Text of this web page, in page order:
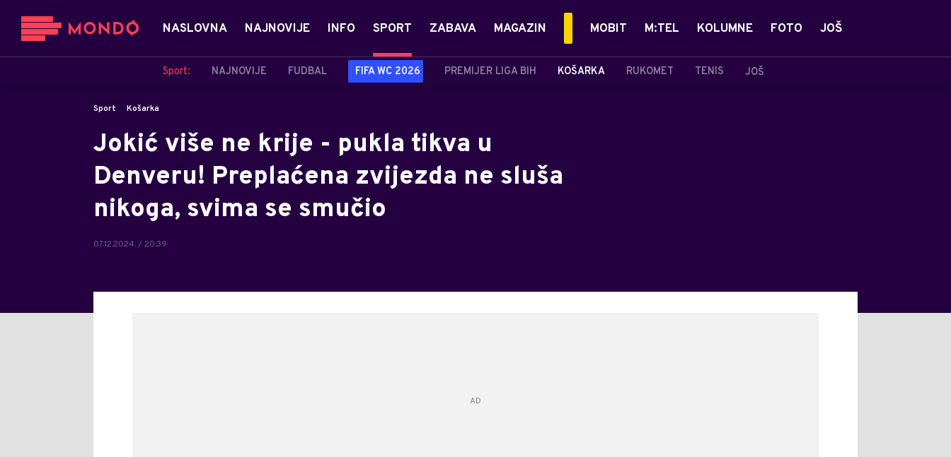
NASLOVNA NAJNOVIJE INFO SPORT
Sport: NAJNOVIJE FUDBAL FIFA WC 2026 PREMIJER LIGA BIH KOŠARKA RUKOMET TENIS JOŠ
ZABAVA MAGAZIN MOBIT M:TEL KOLUMNE FOTO JOŠ
Sport Košarka
Jokić više ne krije - pukla tikva u
Denveru! Preplaćena zvijezda ne sluša
nikoga, svima se smučio
07.12.2024. / 20:39